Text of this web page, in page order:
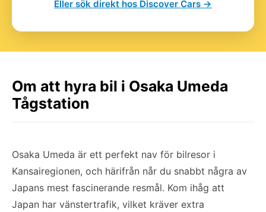
Eller sök direkt hos Discover Cars →
Om att hyra bil i Osaka Umeda
Tågstation
Osaka Umeda är ett perfekt nav för bilresor i
Kansairegionen, och härifrån når du snabbt några av
Japans mest fascinerande resmål. Kom ihåg att
Japan har vänstertrafik, vilket kräver extra